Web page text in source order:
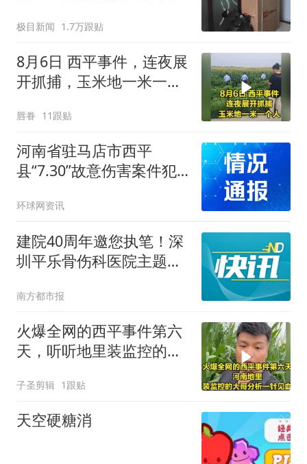
极目新闻 1.7万跟贴
8月6日 西平事件，连夜展
开抓捕，玉米地一米一个
唇眷 11跟贴
河南省驻马店市西平
县“7.30”故意伤害案件犯
环球网资讯
建院40周年邀您执笔！深
圳平乐骨伤科医院主题征
南方都市报
火爆全网的西平事件第六
天，听听地里装监控的大
子圣剪辑 1跟贴
天空硬糖消